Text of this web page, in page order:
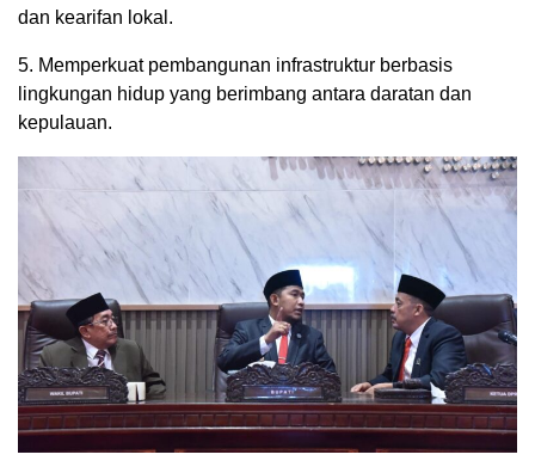
dan kearifan lokal.
5. Memperkuat pembangunan infrastruktur berbasis
lingkungan hidup yang berimbang antara daratan dan
kepulauan.